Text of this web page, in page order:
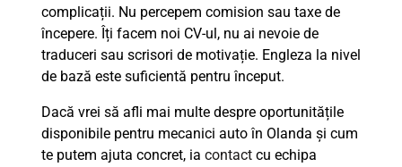
complicații. Nu percepem comision sau taxe de
începere. Îți facem noi CV-ul, nu ai nevoie de
traduceri sau scrisori de motivație. Engleza la nivel
de bază este suficientă pentru început.
Dacă vrei să afli mai multe despre oportunitățile
disponibile pentru mecanici auto în Olanda și cum
te putem ajuta concret, ia contact cu echipa